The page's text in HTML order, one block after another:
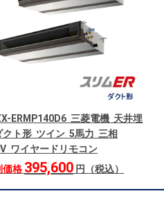
ERMP140D6 三菱電機 天井埋
クト形 ツイン 5馬力 三相
ワイヤードリモコン
価格 395,600 円（税込）